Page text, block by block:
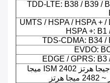
TDD-LTE: B38 / B39 /
UMTS / HSPA / HSPA + /
HSPA +: B1
TDS-CDMA: B34 /
EVDO:
EDGE / GPRS: B3
2.4 جيجا هرتز ISM 2402 ميجا
هرتز